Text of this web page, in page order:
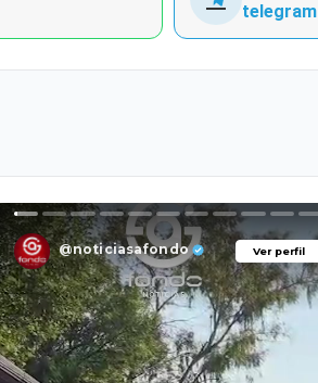
telegram
Ver perfil
@noticiasafondo Ver perfil